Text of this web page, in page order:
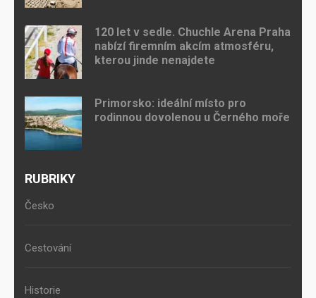
120 let v sedle. Chuchle Arena Praha
nabízí firemním akcím atmosféru,
kterou jinde nenajdete
Primorsko: ideální místo pro
rodinnou dovolenou u Černého moře
RUBRIKY
Česko
Cestování
Historie